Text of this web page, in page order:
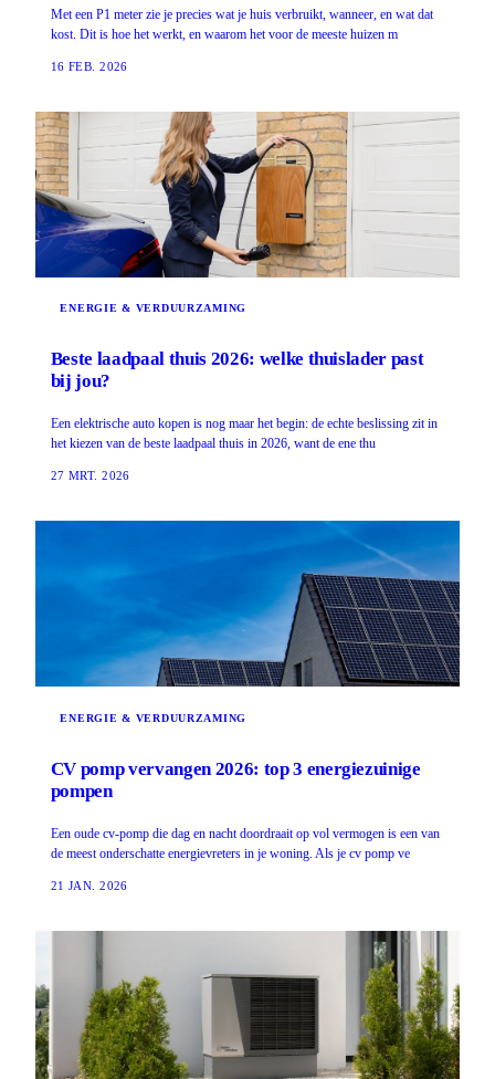
Met een P1 meter zie je precies wat je huis verbruikt, wanneer, en wat dat
kost. Dit is hoe het werkt, en waarom het voor de meeste huizen m
16 FEB. 2026
ENERGIE & VERDUURZAMING
Beste laadpaal thuis 2026: welke thuislader past
bij jou?
Een elektrische auto kopen is nog maar het begin: de echte beslissing zit in
het kiezen van de beste laadpaal thuis in 2026, want de ene thu
27 MRT. 2026
ENERGIE & VERDUURZAMING
CV pomp vervangen 2026: top 3 energiezuinige
pompen
Een oude cv-pomp die dag en nacht doordraait op vol vermogen is een van
de meest onderschatte energievreters in je woning. Als je cv pomp ve
21 JAN. 2026